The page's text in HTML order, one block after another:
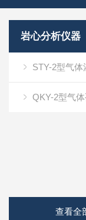
岩心分析仪器
STY-2型气体
QKY-2型气
查看全